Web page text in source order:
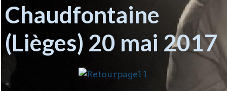
Chaudfontaine
(Lièges) 20 mai 2017